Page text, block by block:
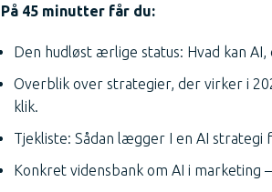
På 45 minutter får du:
Den hudløst ærlige status: Hvad kan AI,
Overblik over strategier, der virker i
klik.
Tjekliste: Sådan lægger I en AI
Konkret vidensbank om AI i marketing